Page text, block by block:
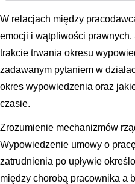
W relacjach między
emocji i wątpliwości
trakcie trwania okresu
zadawanym pytaniem w
okres wypowiedzenia oraz
czasie.
Zrozumienie mechanizmów
Wypowiedzenie umowy o
zatrudnienia po upływie
między chorobą pracownika a